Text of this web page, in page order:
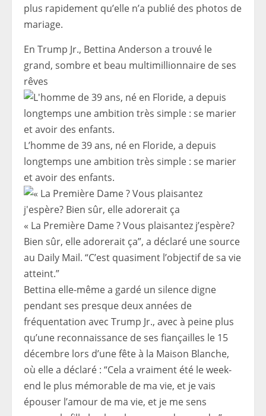
plus rapidement qu’elle n’a publié des photos de
mariage.
En Trump Jr., Bettina Anderson a trouvé le
grand, sombre et beau multimillionnaire de ses
rêves
L’homme de 39 ans, né en Floride, a depuis
longtemps une ambition très simple : se marier
et avoir des enfants.
« La Première Dame ? Vous plaisantez j’espère?
Bien sûr, elle adorerait ça”, a déclaré une source
au Daily Mail. “C’est quasiment l’objectif de sa vie
atteint.”
Bettina elle-même a gardé un silence digne
pendant ses presque deux années de
fréquentation avec Trump Jr., avec à peine plus
qu’une reconnaissance de ses fiançailles le 15
décembre lors d’une fête à la Maison Blanche,
où elle a déclaré : “Cela a vraiment été le week-
end le plus mémorable de ma vie, et je vais
épouser l’amour de ma vie, et je me sens